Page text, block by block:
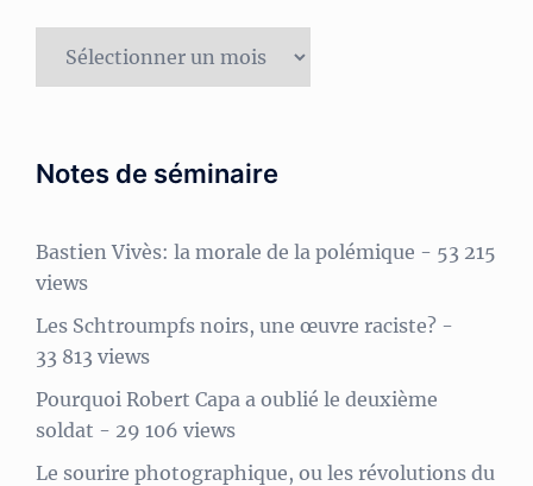
Notes de séminaire
Bastien Vivès: la morale de la polémique - 53 215
views
Les Schtroumpfs noirs, une œuvre raciste? -
33 813 views
Pourquoi Robert Capa a oublié le deuxième
soldat - 29 106 views
Le sourire photographique, ou les révolutions du